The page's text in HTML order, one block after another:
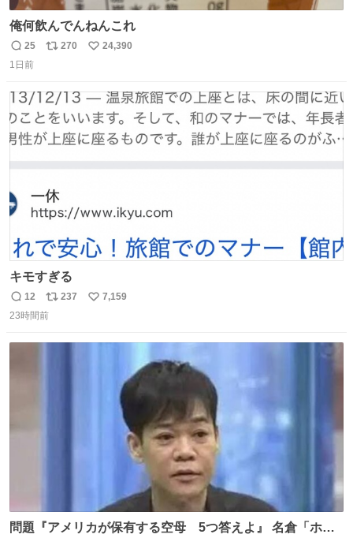
俺何飲んでんねんこれ
返
信
25
リ
ト
数
270
い
数
24,390
1日前
キモすぎる
返
信
12
リ
ポ
237
い
7,159
23時間前
問題『アメリカが保有する空母 5つ答えよ』 名倉「ホン